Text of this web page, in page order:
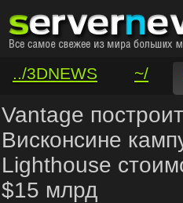
../3DNEWS ~/
/VAR/CONTACT
Vantage
Висконсине
Lighthouse
$15 млрд